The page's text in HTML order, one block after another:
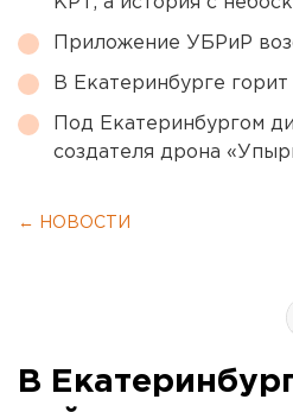
Приложение УБРиР
В Екатеринбурге
Под Екатеринбургом
создателя дрона
← НОВОСТИ
В